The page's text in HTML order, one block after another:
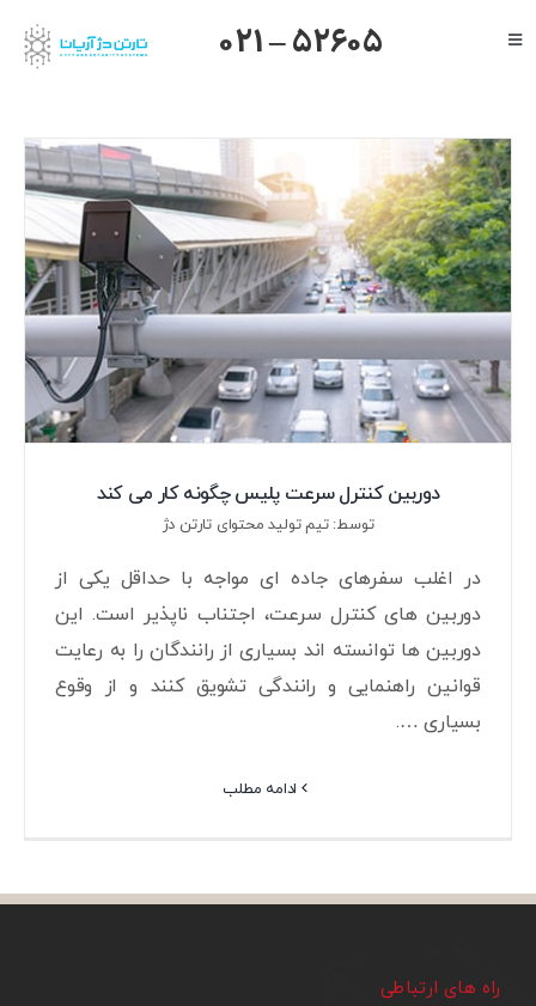
to
Toggle
گرنداستریم
یالینک
میکروتیک
هایک ویژن
داهوا
تیاندی
درباره ما
021 – 52605
دوربین کنترل سرعت پلیس چگونه کار می کند
توسط: تیم تولید محتوای تارتن دژ
در اغلب سفرهای جاده ای مواجه با حداقل یکی از
دوربین های کنترل سرعت، اجتناب ناپذیر است. این
دوربین ها توانسته اند بسیاری از رانندگان را به رعایت
قوانین راهنمایی و رانندگی تشویق کنند و از وقوع
بسیاری ….
ادامه مطلب
راه های ارتباطی